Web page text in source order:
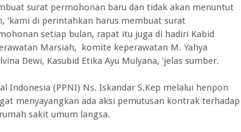
surat permohonan baru dan tidak akan menuntut
'kami di perintahkan harus membuat surat
setiap bulan, rapat itu juga di hadiri Kabid
Marsiah, komite keperawatan M. Yahya
Dewi, Kasubid Etika Ayu Mulyana, 'jelas sumber.
Indonesia (PPNI) Ns. Iskandar S.Kep melalui henpon
menyayangkan ada aksi pemutusan kontrak terhadap
sakit umum langsa.